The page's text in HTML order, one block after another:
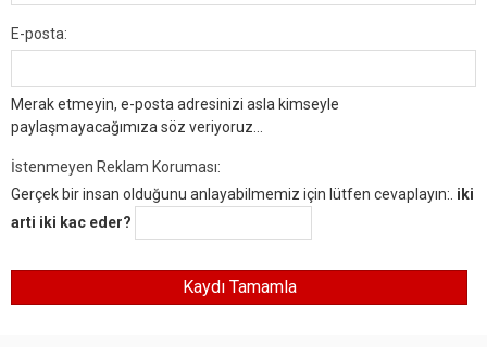
E-posta:
Merak etmeyin, e-posta adresinizi asla kimseyle
paylaşmayacağımıza söz veriyoruz...
İstenmeyen Reklam Koruması:
Gerçek bir insan olduğunu anlayabilmemiz için lütfen cevaplayın:. iki
arti iki kac eder?